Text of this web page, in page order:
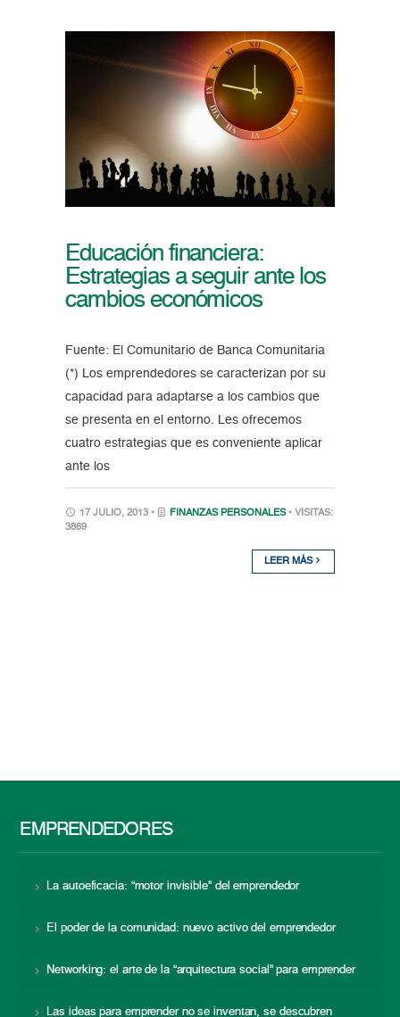
Educación financiera:
Estrategias a seguir ante los
cambios económicos
Fuente: El Comunitario de Banca Comunitaria
(*) Los emprendedores se caracterizan por su
capacidad para adaptarse a los cambios que
se presenta en el entorno. Les ofrecemos
cuatro estrategias que es conveniente aplicar
ante los
17 JULIO, 2013 • FINANZAS PERSONALES • VISITAS:
3869
LEER MÁS
EMPRENDEDORES
La autoeficacia: “motor invisible” del emprendedor
El poder de la comunidad: nuevo activo del emprendedor
Networking: el arte de la “arquitectura social” para emprender
Las ideas para emprender no se inventan, se descubren